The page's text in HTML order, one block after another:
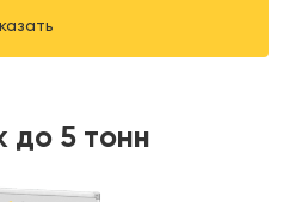
до 5 тонн